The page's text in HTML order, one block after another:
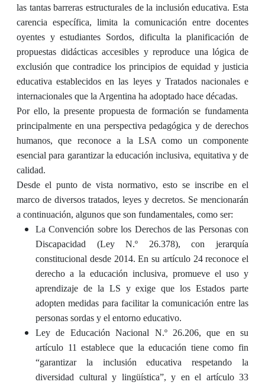
las tantas barreras estructurales de la inclusión educativa. Esta
carencia específica, limita la comunicación entre docentes
oyentes y estudiantes Sordos, dificulta la planificación de
propuestas didácticas accesibles y reproduce una lógica de
exclusión que contradice los principios de equidad y justicia
educativa establecidos en las leyes y Tratados nacionales e
internacionales que la Argentina ha adoptado hace décadas.
Por ello, la presente propuesta de formación se fundamenta
principalmente en una perspectiva pedagógica y de derechos
humanos, que reconoce a la LSA como un componente
esencial para garantizar la educación inclusiva, equitativa y de
calidad.
Desde el punto de vista normativo, esto se inscribe en el
marco de diversos tratados, leyes y decretos. Se mencionarán
a continuación, algunos que son fundamentales, como ser:
La Convención sobre los Derechos de las Personas con
Discapacidad (Ley N.º 26.378), con jerarquía
constitucional desde 2014. En su artículo 24 reconoce el
derecho a la educación inclusiva, promueve el uso y
aprendizaje de la LS y exige que los Estados parte
adopten medidas para facilitar la comunicación entre las
personas sordas y el entorno educativo.
Ley de Educación Nacional N.º 26.206, que en su
artículo 11 establece que la educación tiene como fin
“garantizar la inclusión educativa respetando la
diversidad cultural y lingüística”, y en el artículo 33